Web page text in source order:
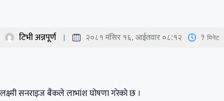
टिभी अन्नपूर्ण २०८१ मंसिर १६, आईतवार ०८:१२ 1 मिनेट
लक्ष्मी सनराइज बैंकले लाभांश घोषणा गरेको छ ।